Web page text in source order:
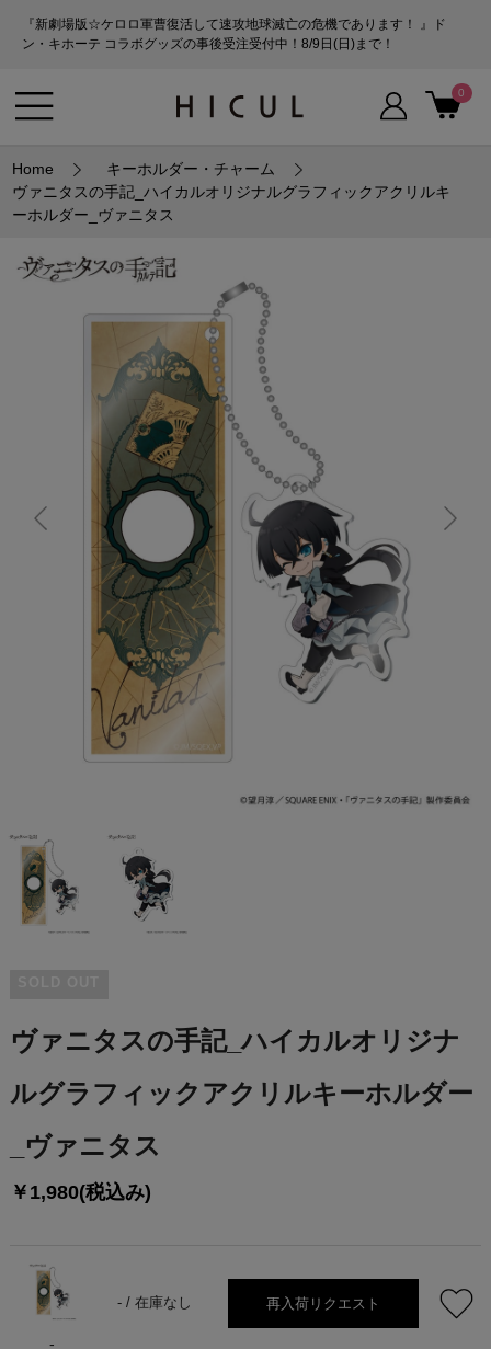
『新劇場版☆ケロロ軍曹復活して速攻地球滅亡の危機であります！ 』ド
ン・キホーテ コラボグッズの事後受注受付中！8/9日(日)まで！
0
Home
キーホルダー・チャーム
ヴァニタスの手記_ハイカルオリジナルグラフィックアクリルキ
ーホルダー_ヴァニタス
ヴァニタスの手記_ハイカルオリジナ
ルグラフィックアクリルキーホルダー
_ヴァニタス
￥1,980(税込み)
-
- /在庫なし 再入荷リクエスト